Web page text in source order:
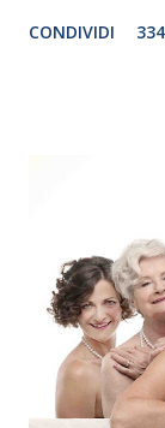
debutterà il 10
“Settembre
consecutivo. Il
giovani artisti
volta.
da un
CONDIVIDI